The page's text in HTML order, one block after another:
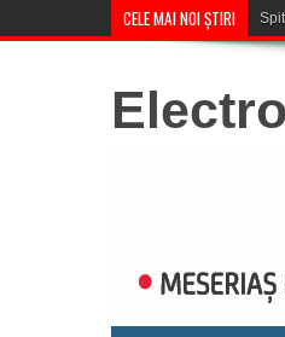
CELE MAI NOI ȘTIRI